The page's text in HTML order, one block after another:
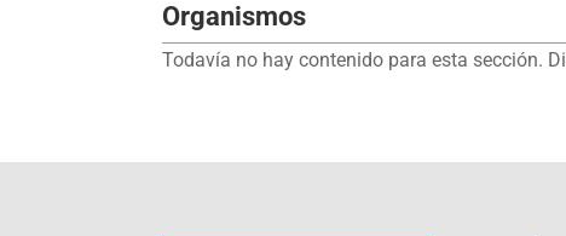
Organismos
Todavía no hay contenido para esta sección.